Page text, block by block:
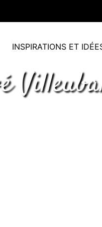
INSPIRATIONS ET